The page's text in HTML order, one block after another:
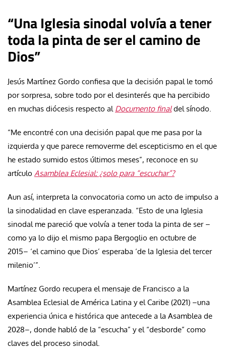
“Una Iglesia sinodal volvía a tener
toda la pinta de ser el camino de
Dios”
Jesús Martínez Gordo confiesa que la decisión papal le tomó
por sorpresa, sobre todo por el desinterés que ha percibido
en muchas diócesis respecto al Documento finaldel sínodo.
“Me encontré con una decisión papal que me pasa por la
izquierda y que parece removerme del escepticismo en el que
he estado sumido estos últimos meses”, reconoce en su
artículo Asamblea Eclesial: ¿solo para “escuchar”?
Aun así, interpreta la convocatoria como un acto de impulso a
la sinodalidad en clave esperanzada. “Esto de una Iglesia
sinodal me pareció que volvía a tener toda la pinta de ser –
como ya lo dijo el mismo papa Bergoglio en octubre de
2015– ‘el camino que Dios’ esperaba ‘de la Iglesia del tercer
milenio’”.
Martínez Gordo recupera el mensaje de Francisco a la
Asamblea Eclesial de América Latina y el Caribe (2021) –una
experiencia única e histórica que antecede a la Asamblea de
2028–, donde habló de la “escucha” y el “desborde” como
claves del proceso sinodal.